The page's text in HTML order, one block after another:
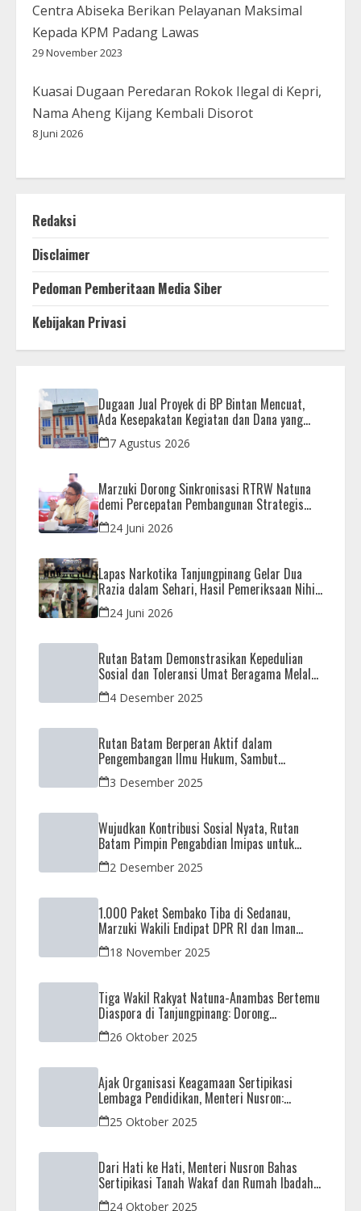
Centra Abiseka Berikan Pelayanan Maksimal
Kepada KPM Padang Lawas
29 November 2023
Kuasai Dugaan Peredaran Rokok Ilegal di Kepri,
Nama Aheng Kijang Kembali Disorot
8 Juni 2026
Redaksi
Disclaimer
Pedoman Pemberitaan Media Siber
Kebijakan Privasi
Dugaan Jual Proyek di BP Bintan Mencuat,
Ada Kesepakatan Kegiatan dan Dana yang
Dikembalikan
7 Agustus 2026
Marzuki Dorong Sinkronisasi RTRW Natuna
demi Percepatan Pembangunan Strategis
Daerah
24 Juni 2026
Lapas Narkotika Tanjungpinang Gelar Dua
Razia dalam Sehari, Hasil Pemeriksaan Nihil
Barang Terlarang
24 Juni 2026
Rutan Batam Demonstrasikan Kepedulian
Sosial dan Toleransi Umat Beragama Melalui
Doa Bersama Korban Bencana
4 Desember 2025
Rutan Batam Berperan Aktif dalam
Pengembangan Ilmu Hukum, Sambut
Kunjungan Observasi Mahasiswa UIB
3 Desember 2025
Wujudkan Kontribusi Sosial Nyata, Rutan
Batam Pimpin Pengabdian Imipas untuk
Negeri di Masjid Syahrom Ba’dawi
2 Desember 2025
1.000 Paket Sembako Tiba di Sedanau,
Marzuki Wakili Endipat DPR RI dan Iman
Sutiawan Kawal Reses di Natuna
18 November 2025
Tiga Wakil Rakyat Natuna-Anambas Bertemu
Diaspora di Tanjungpinang: Dorong
Pemekaran Provinsi dan Jamin Pemerataan
Pembangunan
26 Oktober 2025
Ajak Organisasi Keagamaan Sertipikasi
Lembaga Pendidikan, Menteri Nusron:
Sebagai Early Warning System
25 Oktober 2025
Dari Hati ke Hati, Menteri Nusron Bahas
Sertipikasi Tanah Wakaf dan Rumah Ibadah
di Kaltim
24 Oktober 2025